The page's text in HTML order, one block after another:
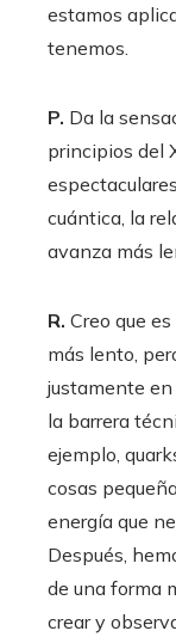
estamos
tenemos.
P. Da la
principios del
cuántica, la
avanza más
R. Creo que
más lento,
justamente
la barrera
ejemplo,
cosas
energía que
Después,
de una forma
crear y